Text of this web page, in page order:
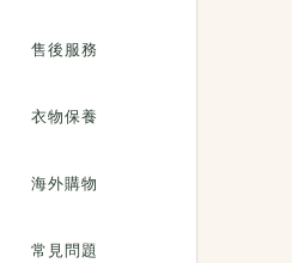
售後服務
衣物保養
海外購物
常見問題